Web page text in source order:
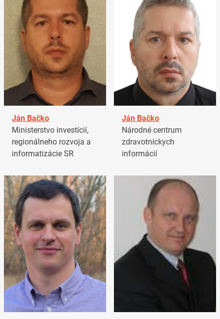
Ján Bačko
Ministerstvo investícií,
regionálneho rozvoja a
informatizácie SR
Ján Bačko
Národné centrum
zdravotníckych
informácií